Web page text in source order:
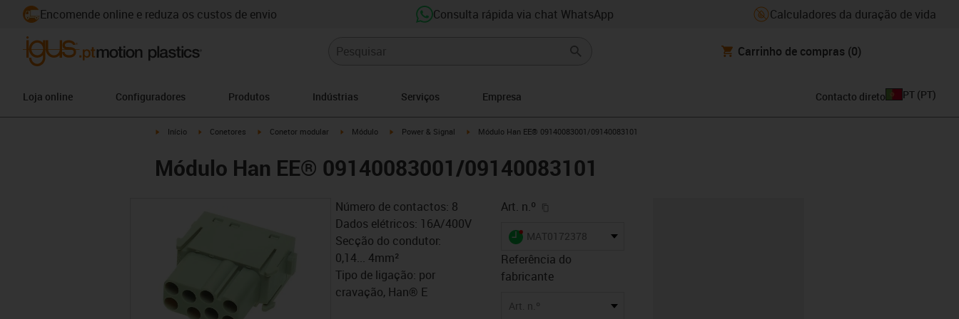
Encomende online e reduza os custos de envio Consulta rápida via chat WhatsApp Calculadores da duração de vida
Carrinho de compras (0)
Loja online Configuradores Produtos Indústrias Serviços Empresa Contacto direto PT (PT)
igus-icon-arrow-right
Início igus-icon-arrow-right
Conetores igus-icon-arrow-right
Conetor modular igus-icon-arrow-right
Módulo igus-icon-arrow-right
Power & Signal igus-icon-arrow-right
Módulo Han EE® 09140083001/09140083101
Módulo Han EE® 09140083001/09140083101
Número de contactos: 8
Dados elétricos: 16A/400V
Secção do condutor:
0,14... 4mm²
Tipo de ligação: por
cravação, Han® E
Art. n.º
igus-icon-lieferzeit-dot
MAT0172378
Referência do
fabricante
Art. n.º